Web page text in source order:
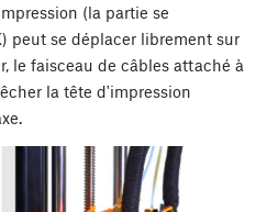
(la partie se
peut se déplacer librement sur
le faisceau de câbles attaché à
la tête d'impression